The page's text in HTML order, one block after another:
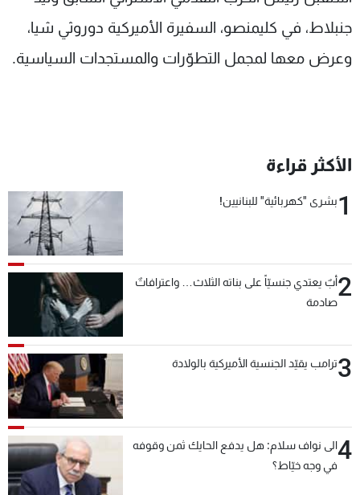
جنبلاط، في كليمنصو، السفيرة الأميركية دوروثي شيا،
وعرض معها لمجمل التطوّرات والمستجدات السياسية.
الأكثر قراءة
1بشرى "كهربائية" للبنانيين!
2أبٌ يعتدي جنسيّاً على بناته الثلاث… واعترافاتٌ
صادمة
3ترامب يقيّد الجنسية الأميركية بالولادة
4الى نواف سلام: هل يدفع الحايك ثمن وقوفه
في وجه خيّاط؟
شاهد البرامج
الترددات